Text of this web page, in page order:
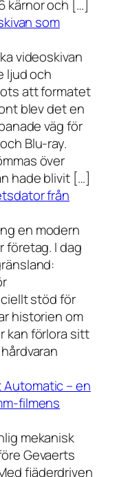
kärnor och […]
som
videoskivan
ljud och
att formatet
blev det en
väg för
Blu-ray.
över
hade blivit […]
från
en modern
företag. I dag
stöd för
historien om
kan förlora sitt
Automatic – en
filmens
mekanisk
Gevaerts
fjäderdriven